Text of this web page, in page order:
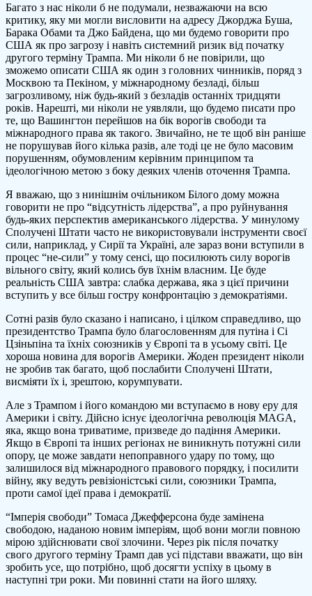
Багато з нас ніколи б не подумали, незважаючи на всю
критику, яку ми могли висловити на адресу Джорджа Буша,
Барака Обами та Джо Байдена, що ми будемо говорити про
США як про загрозу і навіть системний ризик від початку
другого терміну Трампа. Ми ніколи б не повірили, що
зможемо описати США як один з головних чинників, поряд з
Москвою та Пекіном, у міжнародному безладі, більш
загрозливому, ніж будь-який з безладів останніх тридцяти
років. Нарешті, ми ніколи не уявляли, що будемо писати про
те, що Вашингтон перейшов на бік ворогів свободи та
міжнародного права як такого. Звичайно, не те щоб він раніше
не порушував його кілька разів, але тоді це не було масовим
порушенням, обумовленим керівним принципом та
ідеологічною метою з боку деяких членів оточення Трампа.
Я вважаю, що з нинішнім очільником Білого дому можна
говорити не про “відсутність лідерства”, а про руйнування
будь-яких перспектив американського лідерства. У минулому
Сполучені Штати часто не використовували інструменти своєї
сили, наприклад, у Сирії та Україні, але зараз вони вступили в
процес “не-сили” у тому сенсі, що посилюють силу ворогів
вільного світу, який колись був їхнім власним. Це буде
реальність США завтра: слабка держава, яка з цієї причини
вступить у все більш гостру конфронтацію з демократіями.
Сотні разів було сказано і написано, і цілком справедливо, що
президентство Трампа було благословенням для путіна і Сі
Цзіньпіна та їхніх союзників у Європі та в усьому світі. Це
хороша новина для ворогів Америки. Жоден президент ніколи
не зробив так багато, щоб послабити Сполучені Штати,
висміяти їх і, зрештою, корумпувати.
Але з Трампом і його командою ми вступаємо в нову еру для
Америки і світу. Дійсно існує ідеологічна революція MAGA,
яка, якщо вона триватиме, призведе до падіння Америки.
Якщо в Європі та інших регіонах не виникнуть потужні сили
опору, це може завдати непоправного удару по тому, що
залишилося від міжнародного правового порядку, і посилити
війну, яку ведуть ревізіоністські сили, союзники Трампа,
проти самої ідеї права і демократії.
“Імперія свободи” Томаса Джефферсона буде замінена
свободою, наданою новим імперіям, щоб вони могли повною
мірою здійснювати свої злочини. Через рік після початку
свого другого терміну Трамп дав усі підстави вважати, що він
зробить усе, що потрібно, щоб досягти успіху в цьому в
наступні три роки. Ми повинні стати на його шляху.